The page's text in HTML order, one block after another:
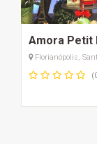
Amora Petit
Florianópolis,